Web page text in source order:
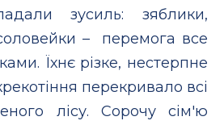
зусиль: зяблики,
– перемога все
Їхнє різке, нестерпне
перекривало всі
лісу. Сорочу сім'ю